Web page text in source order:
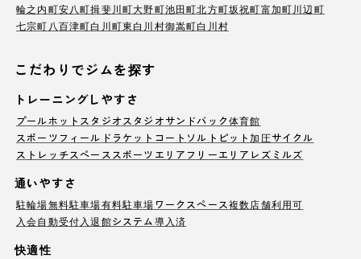
輪之内町安八町揖斐川町大野町池田町北方町坂祝町富加町川辺町
七宗町八百津町白川町東白川村御嵩町白川村
こだわりでジムを探す
トレーニングしやすさ
プールホットスタジオスタジオサンドバック体育館
スポーツフィールド ラケットコート ソルトピット加圧サイクル
ストレッチスペーススポーツエリア フリーエリア レズミルズ
通いやすさ
駐輪場無料駐車場有料駐車場ワークスペース複数店舗利用可
入会自動受付入退館システム導入済
快適性